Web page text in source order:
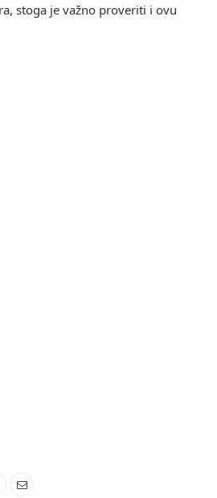
stoga je važno proveriti i ovu